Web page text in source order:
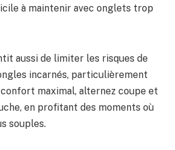
à maintenir avec onglets trop
aussi de limiter les risques de
incarnés, particulièrement
maximal, alternez coupe et
en profitant des moments où
souples.